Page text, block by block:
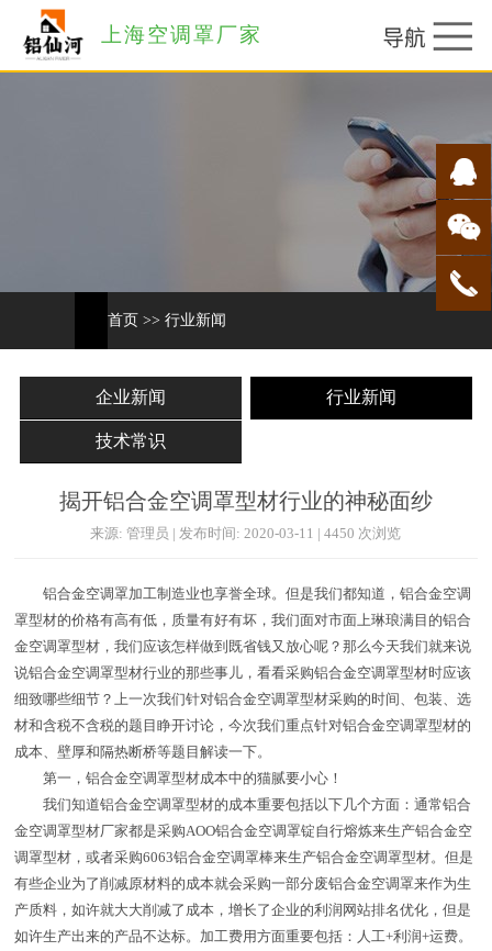
上海空调罩厂家
首页 >> 行业新闻
企业新闻 行业新闻
技术常识
揭开铝合金空调罩型材行业的神秘面纱
来源: 管理员 | 发布时间: 2020-03-11 | 4450 次浏览
铝合金空调罩加工制造业也享誉全球。但是我们都知道，铝合金空调
罩型材的价格有高有低，质量有好有坏，我们面对市面上琳琅满目的铝合
金空调罩型材，我们应该怎样做到既省钱又放心呢？那么今天我们就来说
说铝合金空调罩型材行业的那些事儿，看看采购铝合金空调罩型材时应该
细致哪些细节？上一次我们针对铝合金空调罩型材采购的时间、包装、选
材和含税不含税的题目睁开讨论，今次我们重点针对铝合金空调罩型材的
成本、壁厚和隔热断桥等题目解读一下。
第一，铝合金空调罩型材成本中的猫腻要小心！
我们知道铝合金空调罩型材的成本重要包括以下几个方面：通常铝合
金空调罩型材厂家都是采购AOO铝合金空调罩锭自行熔炼来生产铝合金空
调罩型材，或者采购6063铝合金空调罩棒来生产铝合金空调罩型材。但是
有些企业为了削减原材料的成本就会采购一部分废铝合金空调罩来作为生
产质料，如许就大大削减了成本，增长了企业的利润网站排名优化，但是
如许生产出来的产品不达标。加工费用方面重要包括：人工+利润+运费。